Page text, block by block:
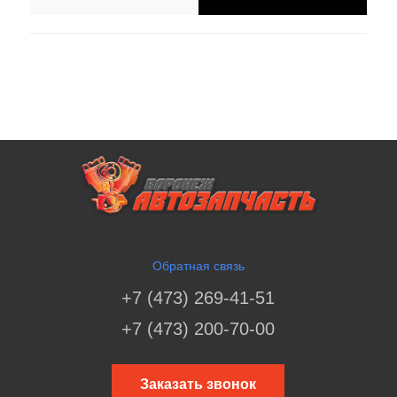
Обратная связь
+7 (473) 269-41-51
+7 (473) 200-70-00
Заказать звонок